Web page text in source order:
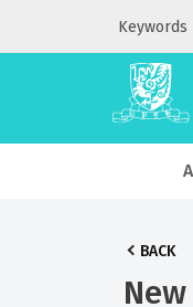
BACK